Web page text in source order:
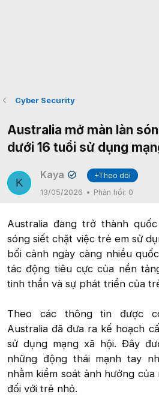
Cyber Security
Australia mở màn làn
dưới 16 tuổi sử dụng
K
Kaya ✔
+Theo dõi
13/05/2026
Phản hồi: 0
Australia đang trở thành
sóng siết chặt việc trẻ em sử
bối cảnh ngày càng nhiều
tác động tiêu cực của nền
tinh thần và sự phát triển của
Theo các thông tin được
Australia đã đưa ra kế hoạch
sử dụng mạng xã hội. Đây
những động thái mạnh tay
nhằm kiểm soát ảnh hưởng
đối với trẻ nhỏ.